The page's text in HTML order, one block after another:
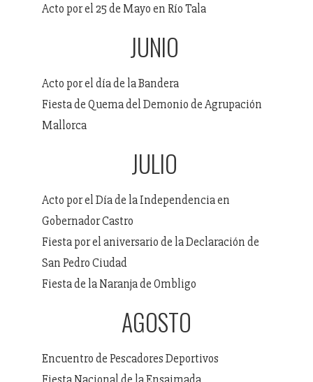
Acto por el 25 de Mayo en Río Tala
JUNIO
Acto por el día de la Bandera
Fiesta de Quema del Demonio de Agrupación
Mallorca
JULIO
Acto por el Día de la Independencia en
Gobernador Castro
Fiesta por el aniversario de la Declaración de
San Pedro Ciudad
Fiesta de la Naranja de Ombligo
AGOSTO
Encuentro de Pescadores Deportivos